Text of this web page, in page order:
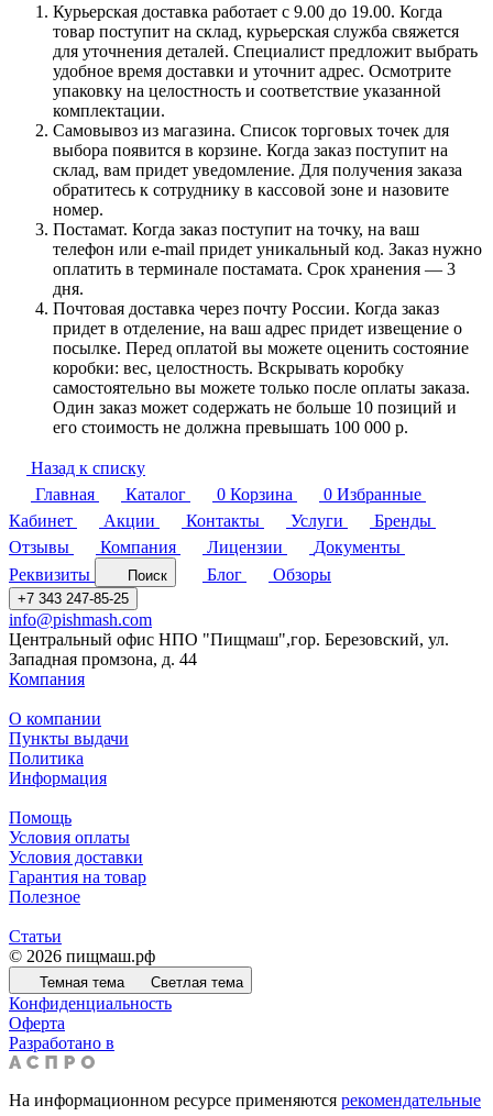
Курьерская доставка работает с 9.00 до 19.00. Когда
товар поступит на склад, курьерская служба свяжется
для уточнения деталей. Специалист предложит выбрать
удобное время доставки и уточнит адрес. Осмотрите
упаковку на целостность и соответствие указанной
комплектации.
Самовывоз из магазина. Список торговых точек для
выбора появится в корзине. Когда заказ поступит на
склад, вам придет уведомление. Для получения заказа
обратитесь к сотруднику в кассовой зоне и назовите
номер.
Постамат. Когда заказ поступит на точку, на ваш
телефон или e-mail придет уникальный код. Заказ нужно
оплатить в терминале постамата. Срок хранения — 3
дня.
Почтовая доставка через почту России. Когда заказ
придет в отделение, на ваш адрес придет извещение о
посылке. Перед оплатой вы можете оценить состояние
коробки: вес, целостность. Вскрывать коробку
самостоятельно вы можете только после оплаты заказа.
Один заказ может содержать не больше 10 позиций и
его стоимость не должна превышать 100 000 р.
Назад к списку
Главная
Каталог 0 Корзина 0 Избранные
Кабинет
Акции Контакты Услуги
Бренды
Отзывы
Компания Лицензии
Документы
Реквизиты
Поиск Блог Обзоры
+7 343 247-85-25
info@pishmash.com
Центральный офис НПО "Пищмаш",гор. Березовский, ул.
Западная промзона, д. 44
Компания
О компании
Пункты выдачи
Политика
Информация
Помощь
Условия оплаты
Условия доставки
Гарантия на товар
Полезное
Статьи
© 2026 пищмаш.рф
Темная тема Светлая тема
Конфиденциальность
Оферта
Разработано в
На информационном ресурсе применяются рекомендательные